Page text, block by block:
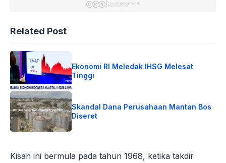
Related Post
Ekonomi RI Meledak IHSG Melesat
Tinggi
Skandal Dana Perusahaan Mantan Bos
Diseret
Kisah ini bermula pada tahun 1968, ketika takdir